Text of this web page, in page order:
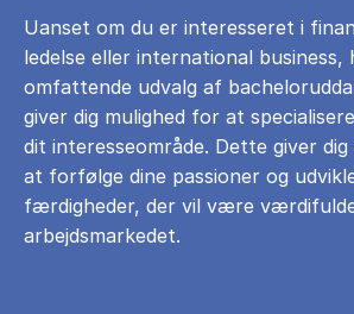
Uanset om du er interesseret i
ledelse eller international business,
omfattende udvalg af
giver dig mulighed for at
dit interesseområde. Dette giver
at forfølge dine passioner og
færdigheder, der vil være
arbejdsmarkedet.